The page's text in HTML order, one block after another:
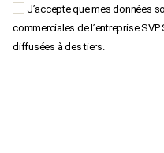
J’accepte que mes données
commerciales de l’entreprise
diffusées à des tiers.